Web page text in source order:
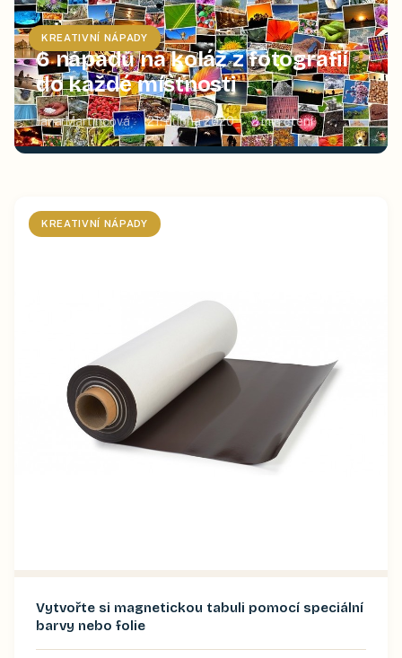
KREATIVNÍ NÁPADY
6 nápadů na koláž z fotografií
do každé místnosti
Jana Martincová 21. dubna 2020 2min čtení
KREATIVNÍ NÁPADY
Vytvořte si magnetickou tabuli pomocí speciální
barvy nebo folie